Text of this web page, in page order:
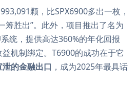
颗，比SPX6900多出一枚，
筹胜出”。此外，项目推出了名为
统，提供高达360%的年化回报
机制绑定。T6900的成功在于它
的金融出口 ，成为2025年最具话